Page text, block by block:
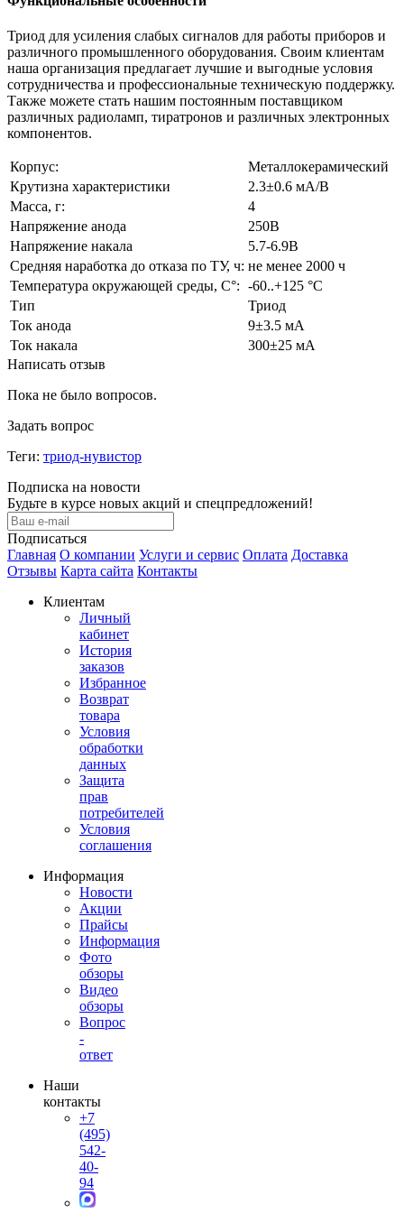
Триод для усиления слабых сигналов для работы приборов и
различного промышленного оборудования. Своим клиентам
наша организация предлагает лучшие и выгодные условия
сотрудничества и профессиональные техническую поддержку.
Также можете стать нашим постоянным поставщиком
различных радиоламп, тиратронов и различных электронных
компонентов.
Корпус:
Металлокерамический
Крутизна характеристики
2.3±0.6 мА/В
Масса, г:
4
Напряжение анода
250В
Напряжение накала
5.7-6.9В
Средняя наработка до отказа по ТУ, ч: не менее 2000 ч
Температура окружающей среды, С°: -60..+125 °С
Тип
Триод
Ток анода
9±3.5 мА
Ток накала
300±25 мА
Написать отзыв
Пока не было вопросов.
Задать вопрос
Теги: триод-нувистор
Подписка на новости
Будьте в курсе новых акций и спецпредложений!
Подписаться
Главная О компании Услуги и сервис Оплата Доставка
Отзывы Карта сайта Контакты
Клиентам
Личный
кабинет
История
заказов
Избранное
Возврат
товара
Условия
обработки
данных
Защита
прав
потребителей
Условия
соглашения
Информация
Новости
Акции
Прайсы
Информация
Фото
обзоры
Видео
обзоры
Вопрос
-
ответ
Наши
контакты
+7
(495)
542-
40-
94